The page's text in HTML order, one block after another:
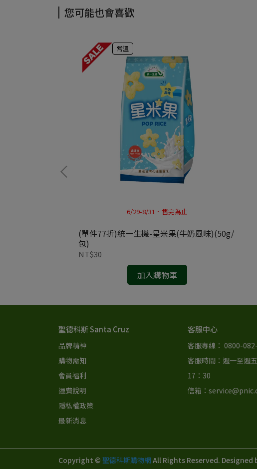
您可能也會喜歡
常溫
6/29-8/31．售完為止
(單件77折)統一生機-星米果(牛奶風味)(50g/
包)
NT$30
加入購物車
聖德科斯 Santa Cruz
品牌精神
購物需知
會員福利
運費說明
隱私權政策
最新消息
客服中心
客服專線： 0800-
客服時間：週一至週
17：30
信箱：
Copyright © 聖德科斯購物網All Rights Reserved. Designed